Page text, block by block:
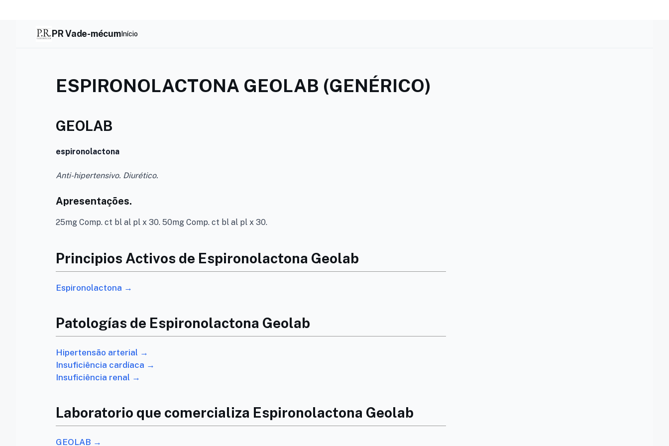
PR Vade-mécumInício
ESPIRONOLACTONA GEOLAB (GENÉRICO)
GEOLAB
espironolactona
Anti-hipertensivo. Diurético.
Apresentações.
25mg Comp. ct bl al pl x 30. 50mg Comp. ct bl al pl x 30.
Principios Activos de Espironolactona Geolab
Espironolactona →
Patologías de Espironolactona Geolab
Hipertensão arterial →
Insuficiência cardíaca →
Insuficiência renal →
Laboratorio que comercializa Espironolactona Geolab
GEOLAB →